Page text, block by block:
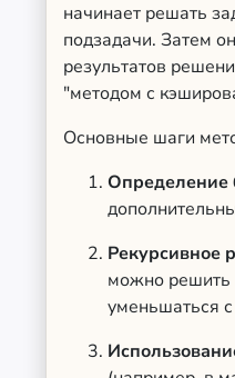
начинает решать
подзадачи. Затем
результатов
"методом с
Основные шаги
Определение
Рекурсивное
можно решить
уменьшаться